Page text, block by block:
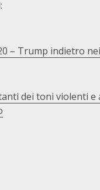
– Trump indietro
dei toni violenti e